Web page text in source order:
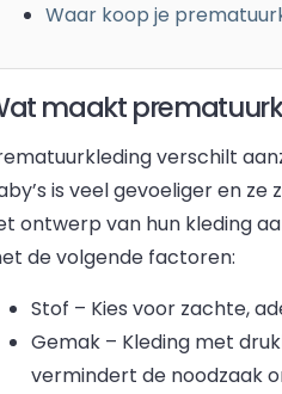
Waar koop je
maakt
verschilt
is veel gevoeliger en
ontwerp van hun kleding
de volgende factoren:
Stof – Kies voor zachte,
Gemak – Kleding met
vermindert de noodzaak